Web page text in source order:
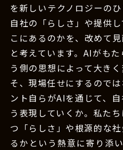
を新しいテクノロジーのひ
自社の「らしさ」や提供
こにあるのかを、改めて
と考えています。AIがも
う側の思想によって大き
そ、現場任せにするので
ント自らがAIを通じて、
う表現していくか。私た
つ「らしさ」や根源的な
るかという熱意に寄り添